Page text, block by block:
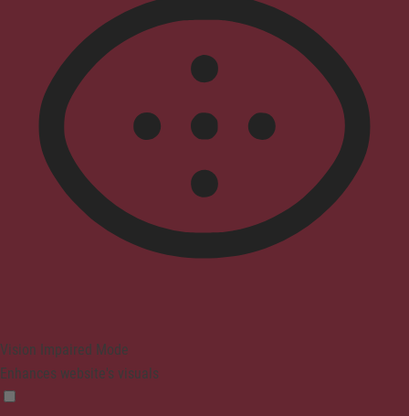
Vision Impaired Mode
Enhances website's visuals